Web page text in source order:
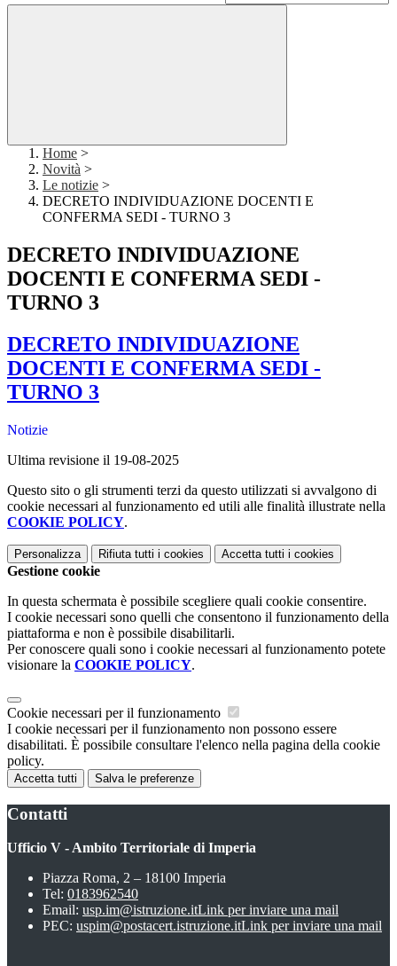
Home >
Novità >
Le notizie >
DECRETO INDIVIDUAZIONE DOCENTI E
CONFERMA SEDI - TURNO 3
DECRETO INDIVIDUAZIONE
DOCENTI E CONFERMA SEDI -
TURNO 3
DECRETO INDIVIDUAZIONE
DOCENTI E CONFERMA SEDI -
TURNO 3
Notizie
Ultima revisione il 19-08-2025
Questo sito o gli strumenti terzi da questo utilizzati si avvalgono di
cookie necessari al funzionamento ed utili alle finalità illustrate nella
COOKIE POLICY.
Personalizza Rifiuta tutti i cookies Accetta tutti i cookies
Gestione cookie
In questa schermata è possibile scegliere quali cookie consentire.
I cookie necessari sono quelli che consentono il funzionamento della
piattaforma e non è possibile disabilitarli.
Per conoscere quali sono i cookie necessari al funzionamento potete
visionare la COOKIE POLICY.
Cookie necessari per il funzionamento
I cookie necessari per il funzionamento non possono essere
disabilitati. È possibile consultare l'elenco nella pagina della cookie
policy.
Accetta tutti Salva le preferenze
Contatti
Ufficio V - Ambito Territoriale di Imperia
Piazza Roma, 2 – 18100 Imperia
Tel: 0183962540
Email: usp.im@istruzione.itLink per inviare una mail
PEC: uspim@postacert.istruzione.itLink per inviare una mail